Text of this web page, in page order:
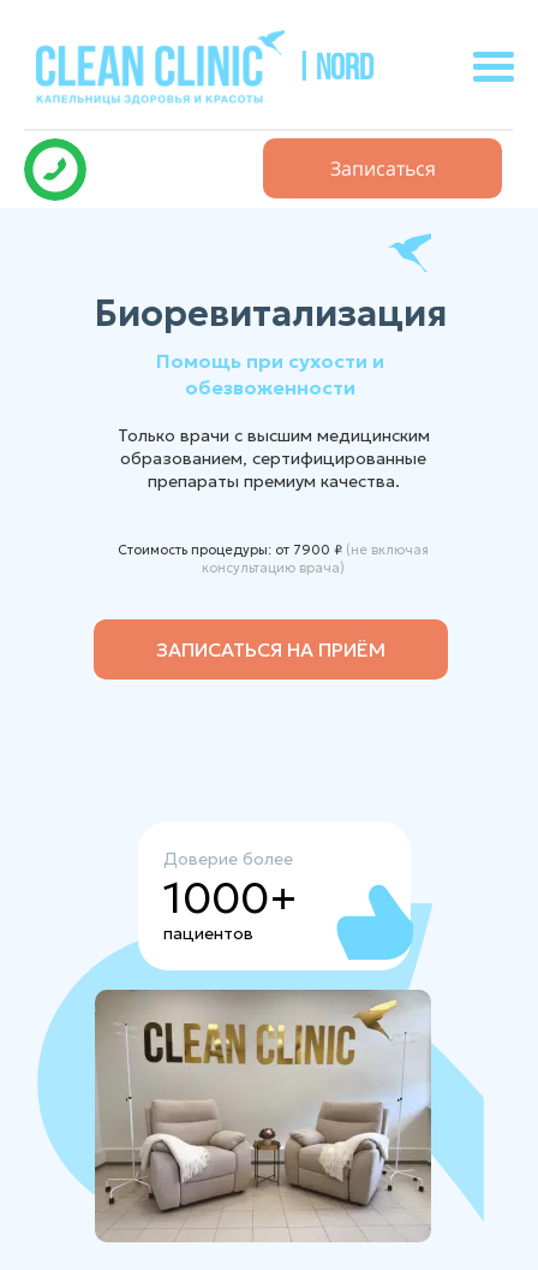
| NORD
Записаться
Доверие более
1000+
пациентов
Биоревитализация
Помощь при сухости и
обезвоженности
Только врачи с высшим медицинским
образованием, сертифицированные
препараты премиум качества.
Стоимость процедуры: от 7900 ₽ (не включая
консультацию врача)
ЗАПИСАТЬСЯ НА ПРИЁМ